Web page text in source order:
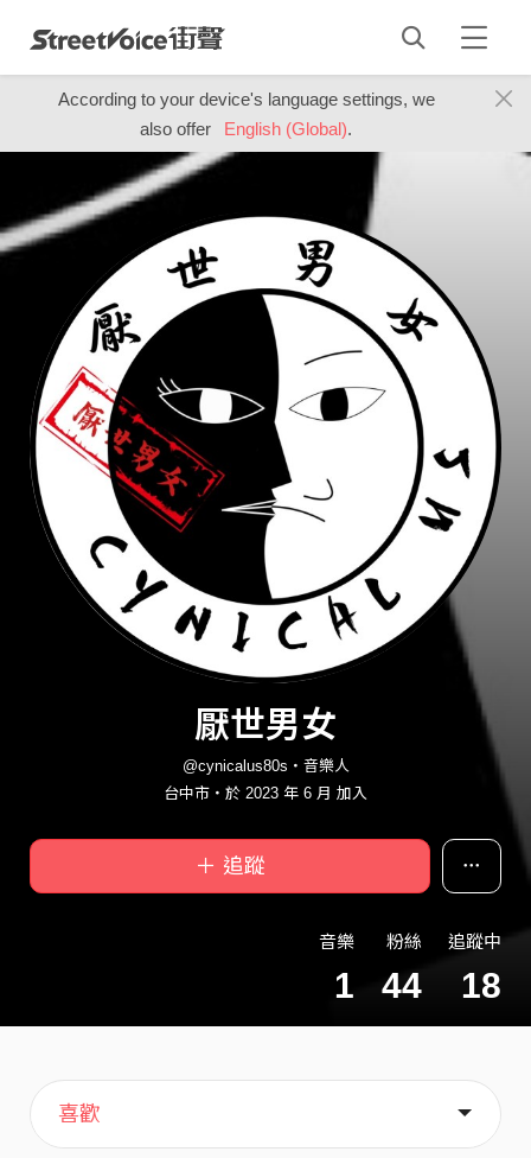
According to your device's language settings, we
also offer
English (Global).
厭世男女
@cynicalus80s・音樂人
台中市・於 2023 年 6 月 加入
＋ 追蹤
音樂
1
粉絲
44
追蹤中
18
主頁
音樂
喜歡
關於